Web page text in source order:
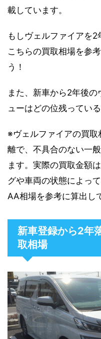
載しています。
もしヴェルファイアを2
こちらの買取相場を参
う！
また、新車から2年後
ューはどの位残ってい
※ヴェルファイアの買取
離で、不具合のない一
ます。実際の買取金額
グや車両の状態によっ
AA相場を参考に算出し
新車登録から2年
取相場